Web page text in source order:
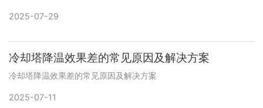
2025-07-29
冷却塔降温效果差的常见原因及解决方案
冷却塔降温效果差的常见原因及解决方案
2025-07-11